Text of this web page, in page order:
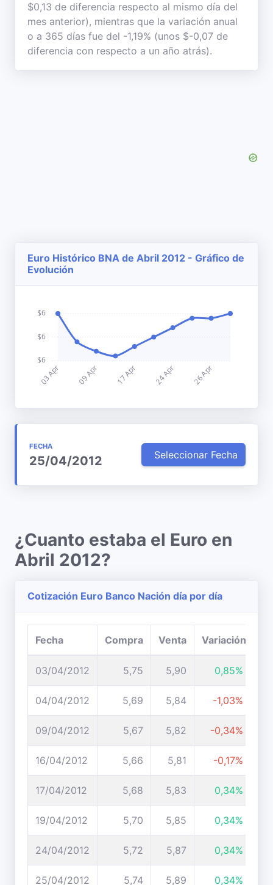
$0,13 de diferencia respecto al mismo día del
mes anterior), mientras que la variación anual
o a 365 días fue del -1,19% (unos $-0,07 de
diferencia con respecto a un año atrás).
Euro Histórico BNA de Abril 2012 - Gráfico de
Evolución
FECHA
25/04/2012 Seleccionar Fecha
¿Cuanto estaba el Euro en
Abril 2012?
Cotización Euro Banco Nación día por día
Fecha Compra Venta Variación
03/04/2012 5,75 5,90 0,85%
04/04/2012 5,69 5,84 -1,03%
09/04/2012 5,67 5,82 -0,34%
16/04/2012 5,66 5,81 -0,17%
17/04/2012 5,68 5,83 0,34%
19/04/2012 5,70 5,85 0,34%
24/04/2012 5,72 5,87 0,34%
25/04/2012 5,74 5,89 0,34%